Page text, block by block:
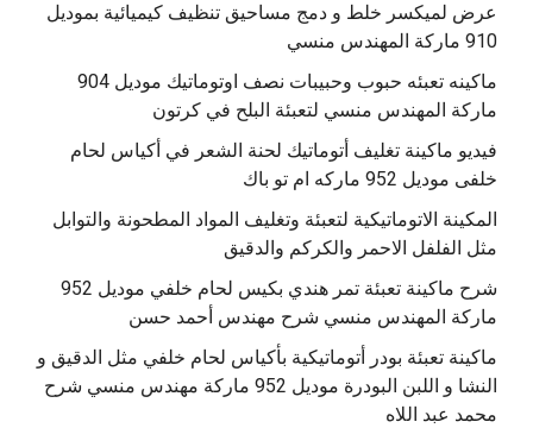
عرض لميكسر خلط و دمج مساحيق تنظيف كيميائية بموديل
910 ماركة المهندس منسي
‫ماكينه تعبئه حبوب وحبيبات نصف اوتوماتيك موديل 904
‫فيديو ماكينة تغليف أتوماتيك لحنة الشعر في أكياس لحام
خلفى موديل 952 ماركه ام تو باك
المكينة الاتوماتيكية لتعبئة وتغليف المواد المطحونة والتوابل
مثل الفلفل الاحمر والكركم والدقيق
‫شرح ماكينة تعبئة تمر هندي بكيس لحام خلفي موديل 952
ماكينة تعبئة بودر أتوماتيكية بأكياس لحام خلفي مثل الدقيق و
النشا و اللبن البودرة موديل 952 ماركة مهندس منسي شرح
محمد عبد اللاه